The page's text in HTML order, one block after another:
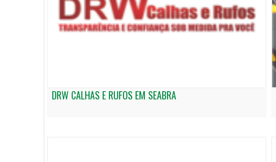
DRW CALHAS E RUFOS EM SEABRA